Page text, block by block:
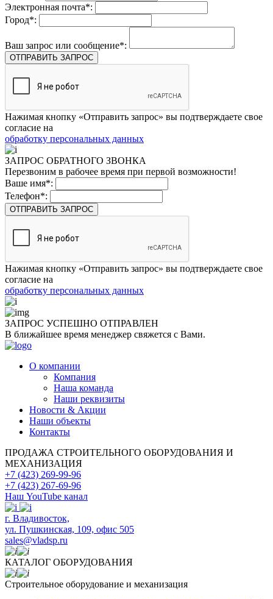
Электронная почта*:
Город*:
Ваш запрос или сообщение*:
ОТПРАВИТЬ ЗАПРОС
Нажимая кнопку «Отправить запрос» вы подтверждаете свое
согласие на
обработку персональных данных
ЗАПРОС ОБРАТНОГО ЗВОНКА
Перезвоним в рабочее время при первой возможности!
Ваше имя*:
Телефон*:
ОТПРАВИТЬ ЗАПРОС
Нажимая кнопку «Отправить запрос» вы подтверждаете свое
согласие на
обработку персональных данных
ЗАПРОС УСПЕШНО ОТПРАВЛЕН
В ближайшее время менеджер свяжется с Вами.
О компании
Компания
Наша команда
Наши реквизиты
Новости & Акции
Наши объекты
Контакты
ПРОДАЖА СТРОИТЕЛЬНОГО ОБОРУДОВАНИЯ И
МЕХАНИЗАЦИЯ
+7 (423) 269-99-96
+7 (423) 267-69-96
Наш YouTube канал
​г. Владивосток,
ул. Пушкинская, 109, офис 505
sales@vladsp.ru
КАТАЛОГ ОБОРУДОВАНИЯ
Строительное оборудование и механизация